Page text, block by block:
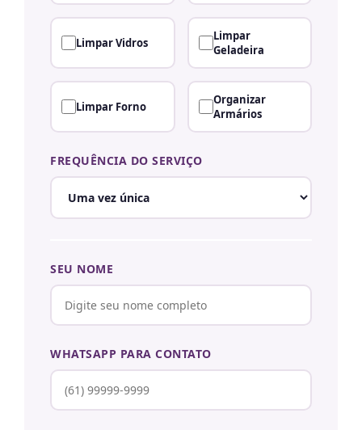
Limpar Vidros
Limpar
Geladeira
Limpar Forno
Organizar
Armários
FREQUÊNCIA DO SERVIÇO
SEU NOME
WHATSAPP PARA CONTATO